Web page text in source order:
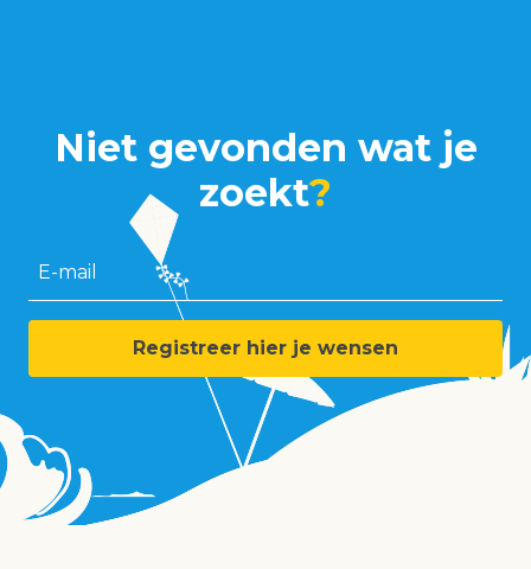
Niet gevonden wat je
zoekt?
E-mail
Registreer hier je wensen